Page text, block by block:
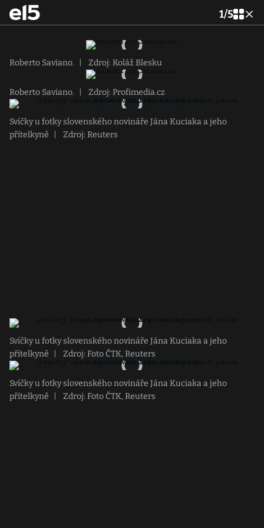
1/5
Roberto Saviano. Zdroj: Koláž Blesku
Roberto Saviano. Zdroj: Profimedia.cz
Svíčky u fotky slovenského novináře Jána Kuciaka a jeho
přítelkyně
Zdroj: Reuters
Svíčky u fotky slovenského novináře Jána Kuciaka a jeho
přítelkyně
Zdroj: Foto ČTK, Reuters
Svíčky u fotky slovenského novináře Jána Kuciaka a jeho
přítelkyně
Zdroj: Foto ČTK, Reuters